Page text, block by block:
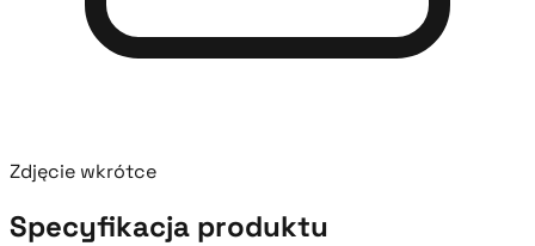
Zdjęcie wkrótce
Specyfikacja produktu